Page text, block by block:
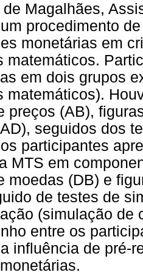
de Magalhães,
procedimento
monetárias em
matemáticos.
em dois grupos
matemáticos).
preços (AB),
seguidos dos
participantes
MTS em
moedas (DB) e
de testes de
(simulação de
entre os
influência de pré-